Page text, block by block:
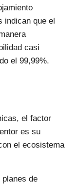
indican que el
casi
el 99,99%.
el factor
es su
el ecosistema
planes de